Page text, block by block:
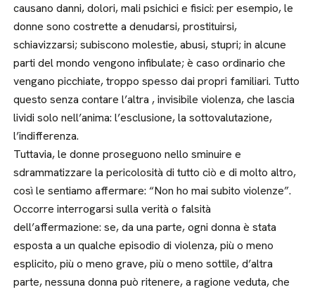
causano danni, dolori, mali psichici e fisici: per esempio, le
donne sono costrette a denudarsi, prostituirsi,
schiavizzarsi; subiscono molestie, abusi, stupri; in alcune
parti del mondo vengono infibulate; è caso ordinario che
vengano picchiate, troppo spesso dai propri familiari. Tutto
questo senza contare l’altra , invisibile violenza, che lascia
lividi solo nell’anima: l’esclusione, la sottovalutazione,
l’indifferenza.
Tuttavia, le donne proseguono nello sminuire e
sdrammatizzare la pericolosità di tutto ciò e di molto altro,
così le sentiamo affermare: “Non ho mai subito violenze”.
Occorre interrogarsi sulla verità o falsità
dell’affermazione: se, da una parte, ogni donna è stata
esposta a un qualche episodio di violenza, più o meno
esplicito, più o meno grave, più o meno sottile, d’altra
parte, nessuna donna può ritenere, a ragione veduta, che